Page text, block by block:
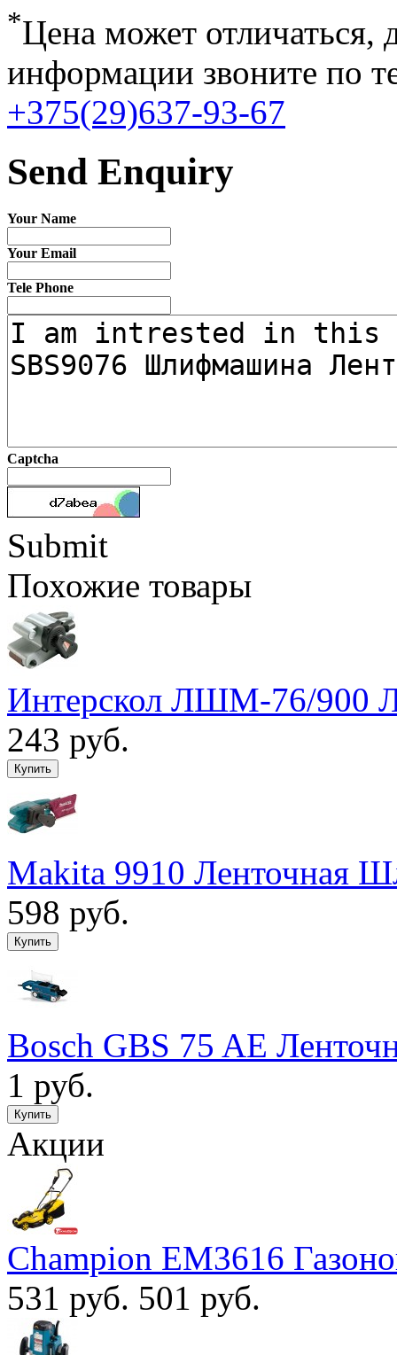
*Цена может отличаться,
информации звоните по
+375(29)637-93-67
Send Enquiry
Your Name
Your Email
Tele Phone
Captcha
Submit
Похожие товары
Интерскол ЛШМ-76/900
243 руб.
Makita 9910 Ленточная
598 руб.
Bosch GBS 75 AE
1 руб.
Акции
Champion EM3616
531 руб. 501 руб.